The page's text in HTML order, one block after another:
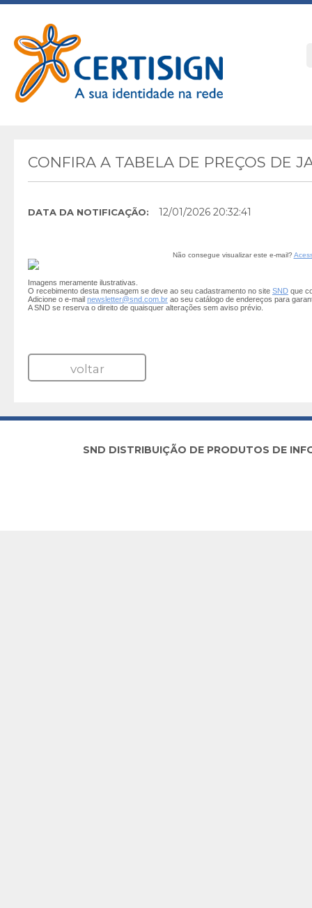
CONFIRA A TABELA DE PREÇOS DE
DATA DA NOTIFICAÇÃO: 12/01/2026 20:32:41
Não consegue visualizar este e-mail?
Imagens meramente ilustrativas.
O recebimento desta mensagem se deve ao seu cadastramento no site SND que
Adicione o e-mail newsletter@snd.com.br ao seu catálogo de endereços para
A SND se reserva o direito de quaisquer alterações sem aviso prévio.
voltar
SND DISTRIBUIÇÃO DE PRODUTOS DE